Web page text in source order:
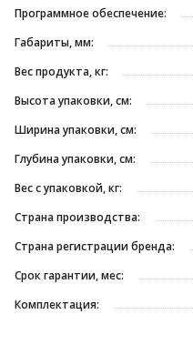
Программное обеспечение:
Габариты, мм:
Вес продукта, кг:
Высота упаковки, см:
Ширина упаковки, см:
Глубина упаковки, см:
Вес с упаковкой, кг:
Страна производства:
Страна регистрации бренда:
Срок гарантии, мес:
Комплектация: